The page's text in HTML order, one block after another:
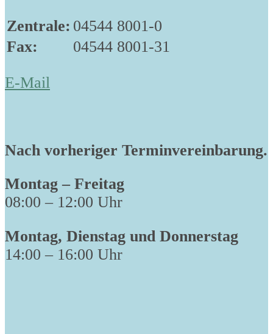
Zentrale: 04544 8001-0
Fax:
04544 8001-31
E-Mail
Nach vorheriger Terminvereinbarung.
Montag – Freitag
08:00 – 12:00 Uhr
Montag, Dienstag und Donnerstag
14:00 – 16:00 Uhr